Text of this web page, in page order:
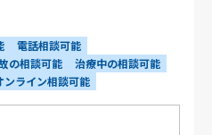
電話相談可能
の相談可能
治療中の相談可能
ンライン相談可能